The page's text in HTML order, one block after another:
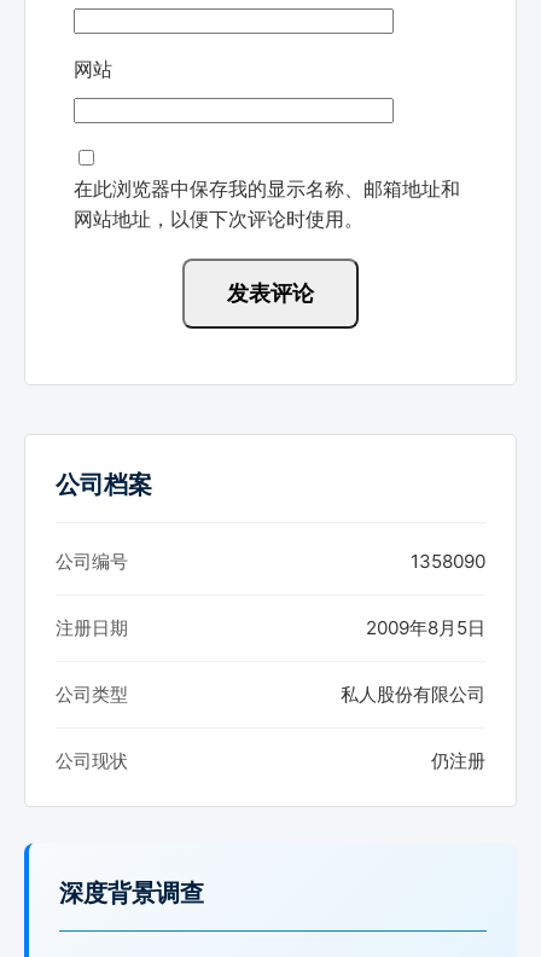
网站
在此浏览器中保存我的显示名称、邮箱地址和
网站地址，以便下次评论时使用。
公司档案
公司编号 1358090
注册日期 2009年8月5日
公司类型 私人股份有限公司
公司现状 仍注册
深度背景调查